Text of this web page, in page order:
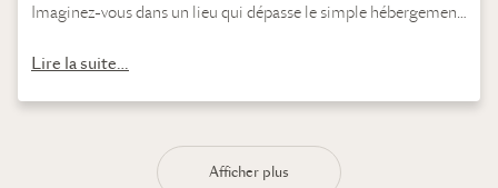
Imaginez-vous dans un lieu qui dépasse le simple hébergement,
Lire la suite…
Afficher plus